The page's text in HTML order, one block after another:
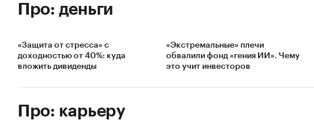
Про: деньги
«Защита от стресса» с
доходностью от 40%: куда
вложить дивиденды
«Экстремальные» плечи
обвалили фонд «гения ИИ». Чему
это учит инвесторов
Про: карьеру